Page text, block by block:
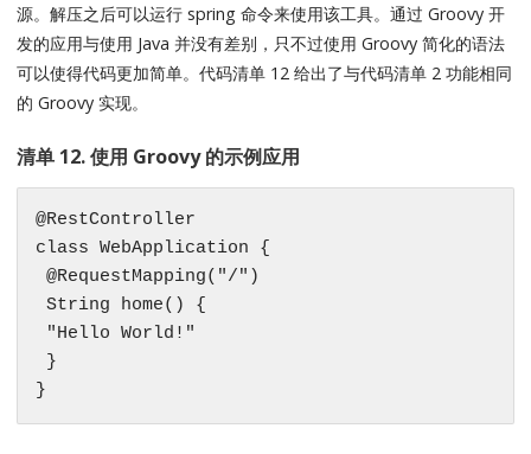
源。解压之后可以运行 spring 命令来使用该工具。通过 Groovy 开
发的应用与使用 Java 并没有差别，只不过使用 Groovy 简化的语法
可以使得代码更加简单。代码清单 12 给出了与代码清单 2 功能相同
的 Groovy 实现。
清单 12. 使用 Groovy 的示例应用
@RestController
class WebApplication {
@RequestMapping("/")
String home() {
"Hello World!"
}
}